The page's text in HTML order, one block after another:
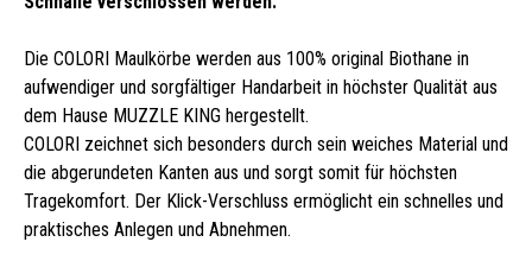
Die COLORI Maulkörbe werden aus 100% original Biothane in
aufwendiger und sorgfältiger Handarbeit in höchster Qualität aus
dem Hause MUZZLE KING hergestellt.
COLORI zeichnet sich besonders durch sein weiches Material und
die abgerundeten Kanten aus und sorgt somit für höchsten
Tragekomfort. Der Klick-Verschluss ermöglicht ein schnelles und
praktisches Anlegen und Abnehmen.